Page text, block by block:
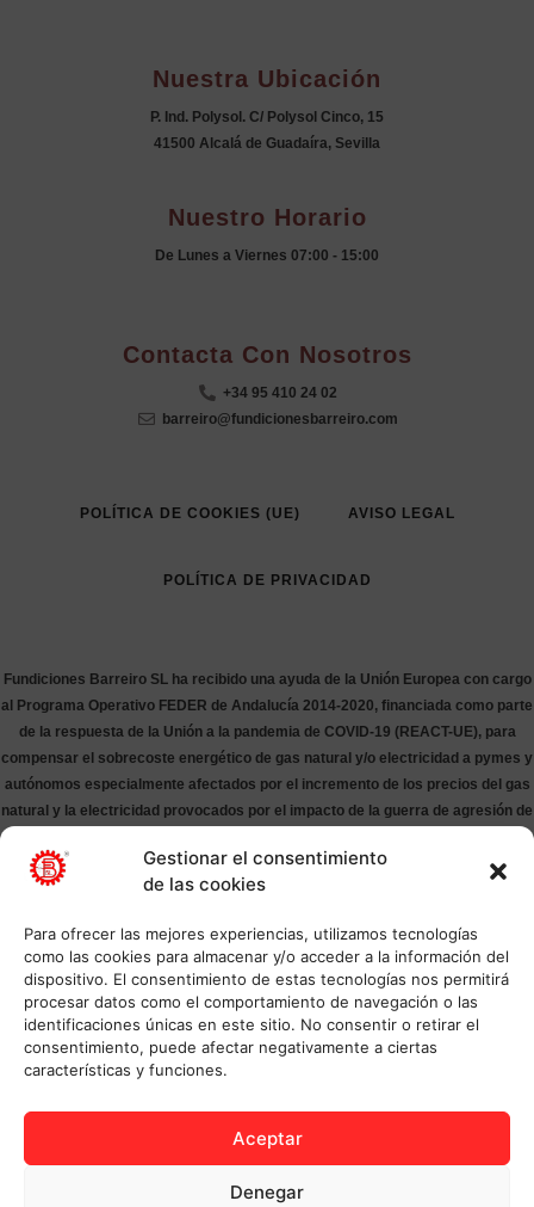
Gestionar el consentimiento
de las cookies
Para ofrecer las mejores experiencias, utilizamos tecnologías
como las cookies para almacenar y/o acceder a la información del
dispositivo. El consentimiento de estas tecnologías nos permitirá
procesar datos como el comportamiento de navegación o las
identificaciones únicas en este sitio. No consentir o retirar el
consentimiento, puede afectar negativamente a ciertas
características y funciones.
Aceptar
Denegar
Nuestra Ubicación
P. Ind. Polysol. C/ Polysol Cinco, 15
41500 Alcalá de Guadaíra, Sevilla
Nuestro Horario
De Lunes a Viernes 07:00 - 15:00
Contacta Con Nosotros
+34 95 410 24 02
barreiro@fundicionesbarreiro.com
POLÍTICA DE COOKIES (UE) AVISO LEGAL
POLÍTICA DE PRIVACIDAD
Fundiciones Barreiro SL ha recibido una ayuda de la Unión Europea con cargo
al Programa Operativo FEDER de Andalucía 2014-2020, financiada como parte
de la respuesta de la Unión a la pandemia de COVID-19 (REACT-UE), para
compensar el sobrecoste energético de gas natural y/o electricidad a pymes y
autónomos especialmente afectados por el incremento de los precios del gas
natural y la electricidad provocados por el impacto de la guerra de agresión de